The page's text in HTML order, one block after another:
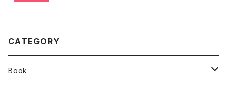
CATEGORY
Book